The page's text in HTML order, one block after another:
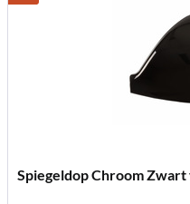
Spiegeldop Chroom